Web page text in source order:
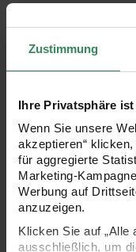
Zustimmung
Ihre Privatsphäre
Wenn Sie unsere
akzeptieren“
für aggregierte
Marketing-
Werbung auf
anzuzeigen.
Klicken Sie auf „Alle
ausschließlich, um
Ob Sie kleine
Anhänger für den
Chenilledraht, auch
sind Ihrer Phantasie
nicht nur
Schulung der
Förderung der Auge-
Inhalt: 10 Drähte